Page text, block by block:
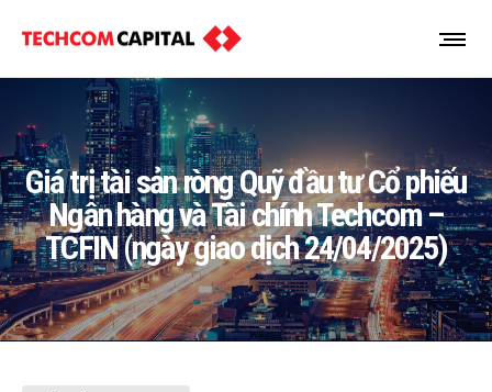
Giá trị tài sản ròng Quỹ đầu tư Cổ phiếu
Ngân hàng và Tài chính Techcom –
TCFIN (ngày giao dịch 24/04/2025)